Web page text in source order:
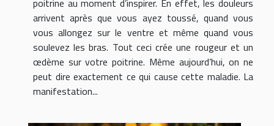
arrivent après que vous ayez toussé, quand vous
vous allongez sur le ventre et même quand vous
soulevez les bras. Tout ceci crée une rougeur et un
œdème sur votre poitrine. Même aujourd’hui, on ne
peut dire exactement ce qui cause cette maladie. La
manifestation...